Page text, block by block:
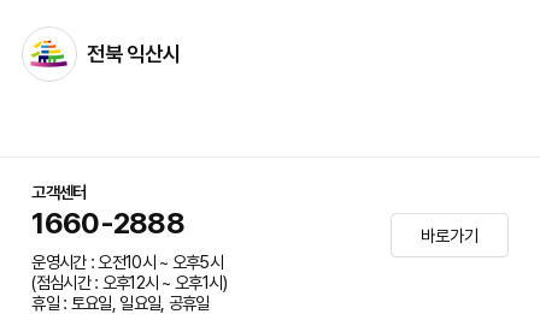
결국 그 지역은 고유의 색깔을 잃은 무색무취한 도시가 되었
황등면 역시 지금 기록하지 않으면, 자랑스러운 어제의 이야
기가 내일의 흔적에서
영영 사라질지도 모릅니다.
처럼, 음식도 기존의 찹쌀떡에서 생크림 찹쌀떡을 개발하며 익산의
멋과 맛을 알리는 데 앞장서고 있습니다.
전북 익산시
고객센터
1660-2888
운영시간 : 오전10시 ~ 오후5시
(점심시간 : 오후12시 ~ 오후1시)
휴일 : 토요일, 일요일, 공휴일
바로가기